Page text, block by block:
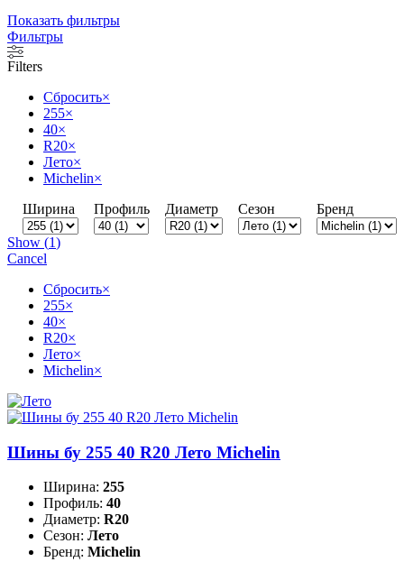
Показать фильтры
Фильтры
Filters
Сбросить×
255×
40×
R20×
Лето×
Michelin×
Ширина
Профиль Диаметр Сезон Бренд
Show (1)
Cancel
Сбросить×
255×
40×
R20×
Лето×
Michelin×
Шины бу 255 40 R20 Лето Michelin
Ширина: 255
Профиль: 40
Диаметр: R20
Сезон: Лето
Бренд: Michelin